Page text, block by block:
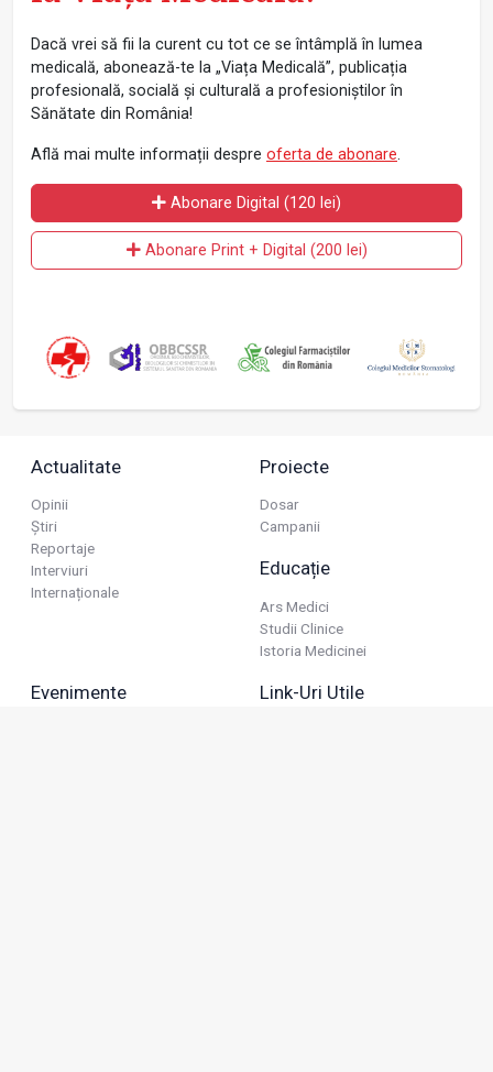
Dacă vrei să fii la curent cu tot ce se întâmplă în lumea
medicală, abonează-te la „Viața Medicală”, publicația
profesională, socială și culturală a profesioniștilor în
Sănătate din România!
Află mai multe informații despre oferta de abonare.
Abonare Digital (120 lei)
Abonare Print + Digital (200 lei)
Actualitate
Opinii
Știri
Reportaje
Interviuri
Internaționale
Proiecte
Dosar
Campanii
Educație
Ars Medici
Studii Clinice
Istoria Medicinei
Evenimente Link-Uri Utile